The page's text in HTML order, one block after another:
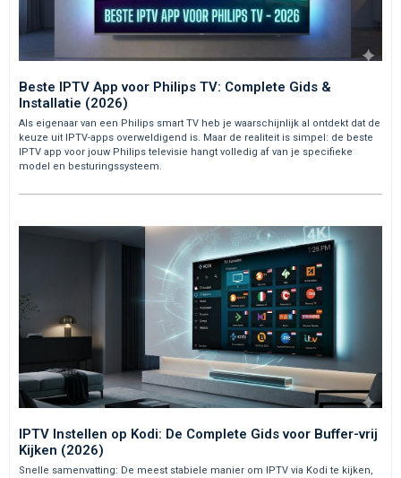
Beste IPTV App voor Philips TV: Complete Gids &
Installatie (2026)
Als eigenaar van een Philips smart TV heb je waarschijnlijk al ontdekt dat de
keuze uit IPTV-apps overweldigend is. Maar de realiteit is simpel: de beste
IPTV app voor jouw Philips televisie hangt volledig af van je specifieke
model en besturingssysteem.
IPTV Instellen op Kodi: De Complete Gids voor Buffer-vrij
Kijken (2026)
Snelle samenvatting: De meest stabiele manier om IPTV via Kodi te kijken,